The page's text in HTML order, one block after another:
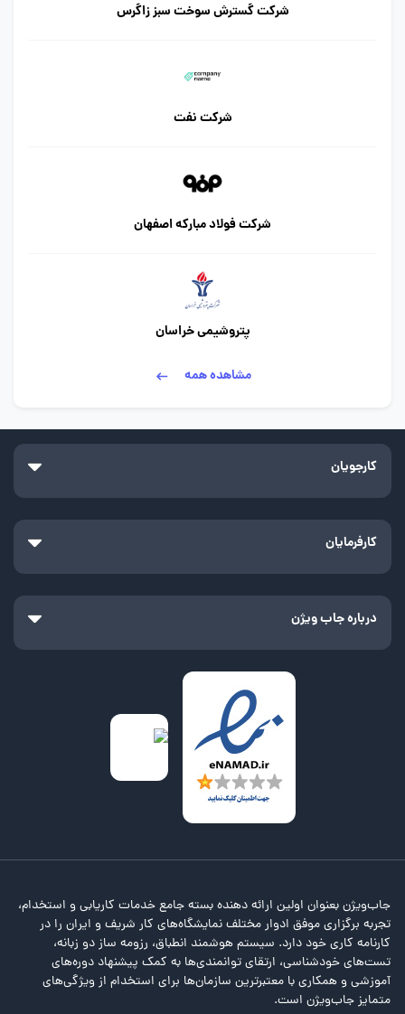
شرکت گسترش سوخت سبز زاگرس
شرکت نفت
شرکت فولاد مبارکه اصفهان
پتروشیمی خراسان
مشاهده همه
کارجویان
کارفرمایان
درباره جاب ویژن
جاب‌ویژن بعنوان اولین ارائه دهنده بسته جامع خدمات کاریابی و استخدام،
تجربه برگزاری موفق ادوار مختلف نمایشگاه‌های کار شریف و ایران را در
کارنامه کاری خود دارد. سیستم هوشمند انطباق، رزومه ساز دو زبانه،
تست‌های خودشناسی، ارتقای توانمندی‌ها به کمک پیشنهاد دوره‌های
آموزشی و همکاری با معتبرترین سازمان‌ها برای استخدام از ویژگی‌های
متمایز جاب‌ویژن است.